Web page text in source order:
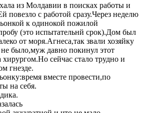
из Молдавии в поисках работы и
повезло с работой сразу.Через неделю
к одинокой пожилой
(это испытательнй срок).Дом был
от моря.Агнеса,так звали хозяйку
было,муж давно покинул этот
хирургом.Но сейчас стало трудно и
гнезде.
вместе провести,по
на себя.